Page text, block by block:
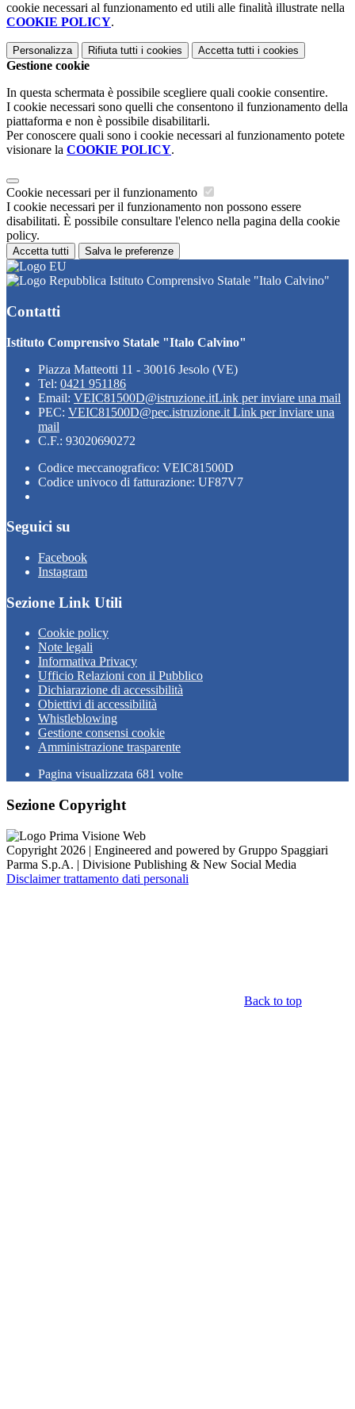
cookie necessari al funzionamento ed utili alle finalità illustrate nella
COOKIE POLICY.
Personalizza Rifiuta tutti i cookies Accetta tutti i cookies
Gestione cookie
In questa schermata è possibile scegliere quali cookie consentire.
I cookie necessari sono quelli che consentono il funzionamento della
piattaforma e non è possibile disabilitarli.
Per conoscere quali sono i cookie necessari al funzionamento potete
visionare la COOKIE POLICY.
Cookie necessari per il funzionamento
I cookie necessari per il funzionamento non possono essere
disabilitati. È possibile consultare l'elenco nella pagina della cookie
policy.
Accetta tutti Salva le preferenze
Istituto Comprensivo Statale "Italo Calvino"
Contatti
Istituto Comprensivo Statale "Italo Calvino"
Piazza Matteotti 11 - 30016 Jesolo (VE)
Tel: 0421 951186
Email: VEIC81500D@istruzione.itLink per inviare una mail
PEC: VEIC81500D@pec.istruzione.it Link per inviare una
mail
C.F.: 93020690272
Codice meccanografico: VEIC81500D
Codice univoco di fatturazione: UF87V7
Seguici su
Facebook
Instagram
Sezione Link Utili
Cookie policy
Note legali
Informativa Privacy
Ufficio Relazioni con il Pubblico
Dichiarazione di accessibilità
Obiettivi di accessibilità
Whistleblowing
Gestione consensi cookie
Amministrazione trasparente
Pagina visualizzata 681 volte
Sezione Copyright
Copyright 2026 | Engineered and powered by Gruppo Spaggiari
Parma S.p.A. | Divisione Publishing & New Social Media
Disclaimer trattamento dati personali
Back to top